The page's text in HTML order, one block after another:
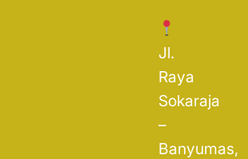
Jl.
Raya
Sokaraja
–
Banyumas,